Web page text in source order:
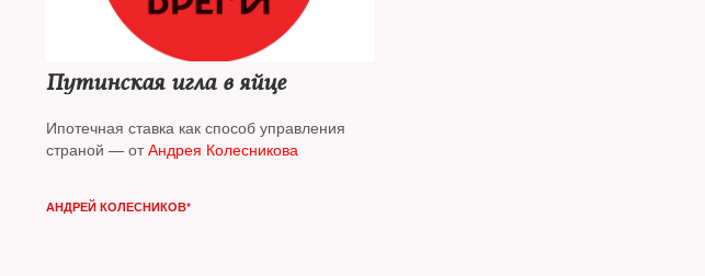
Путинская игла в яйце
Ипотечная ставка как способ управления
страной — отАндрея Колесникова
АНДРЕЙ КОЛЕСНИКОВ*